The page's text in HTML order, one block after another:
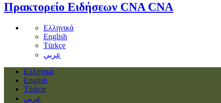
Πρακτορείο Ειδήσεων CNA CNA
Ελληνικά
English
Türkçe
عربي
Ελληνικά
English
Türkçe
عربي